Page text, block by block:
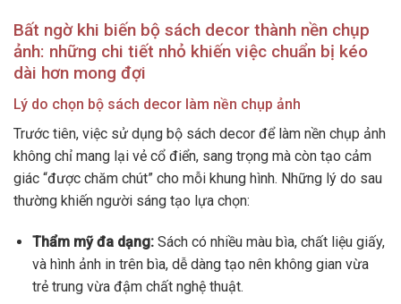
Bất ngờ khi biến bộ sách decor thành nền chụp
ảnh: những chi tiết nhỏ khiến việc chuẩn bị kéo
dài hơn mong đợi
Lý do chọn bộ sách decor làm nền chụp ảnh
Trước tiên, việc sử dụng bộ sách decor để làm nền chụp ảnh
không chỉ mang lại vẻ cổ điển, sang trọng mà còn tạo cảm
giác “được chăm chút” cho mỗi khung hình. Những lý do sau
thường khiến người sáng tạo lựa chọn:
Thẩm mỹ đa dạng:Sách có nhiều màu bìa, chất liệu giấy,
và hình ảnh in trên bìa, dễ dàng tạo nên không gian vừa
trẻ trung vừa đậm chất nghệ thuật.